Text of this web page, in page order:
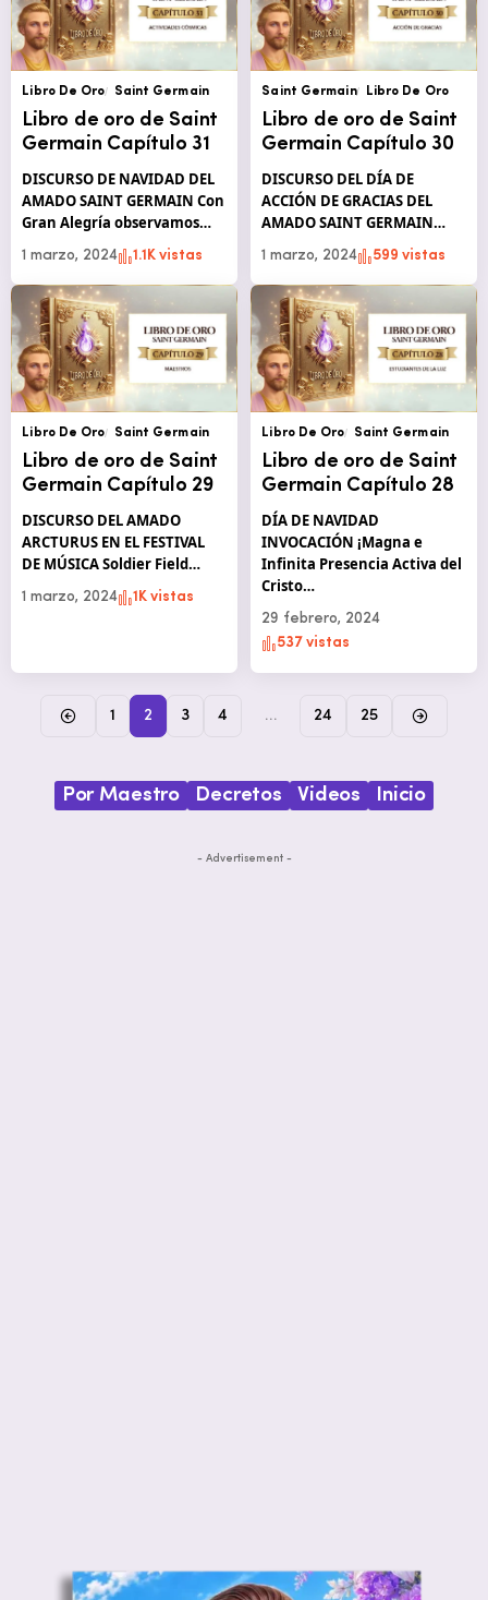
Libro De Oro Saint Germain
Libro de oro de Saint
Germain Capítulo 31
DISCURSO DE NAVIDAD DEL
AMADO SAINT GERMAIN Con
Gran Alegría observamos…
1 marzo, 2024 1.1K vistas
Saint Germain Libro De Oro
Libro de oro de Saint
Germain Capítulo 30
DISCURSO DEL DÍA DE
ACCIÓN DE GRACIAS DEL
AMADO SAINT GERMAIN…
1 marzo, 2024 599 vistas
Libro De Oro Saint Germain
Libro de oro de Saint
Germain Capítulo 29
DISCURSO DEL AMADO
ARCTURUS EN EL FESTIVAL
DE MÚSICA Soldier Field…
1 marzo, 2024 1K vistas
Libro De Oro Saint Germain
Libro de oro de Saint
Germain Capítulo 28
DÍA DE NAVIDAD
INVOCACIÓN ¡Magna e
Infinita Presencia Activa del
Cristo…
29 febrero, 2024
537 vistas
1 2 3 4 … 24 25
Por Maestro Decretos Videos Inicio
- Advertisement -